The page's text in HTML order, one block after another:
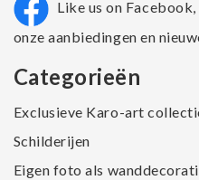
Like us on
onze aanbiedingen en
Categorieën
Exclusieve Karo-art
Schilderijen
Eigen foto als